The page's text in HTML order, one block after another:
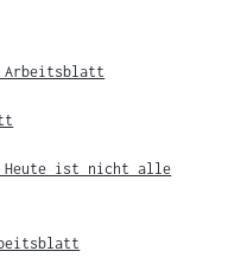
Arbeitsblatt
Heute ist nicht alle